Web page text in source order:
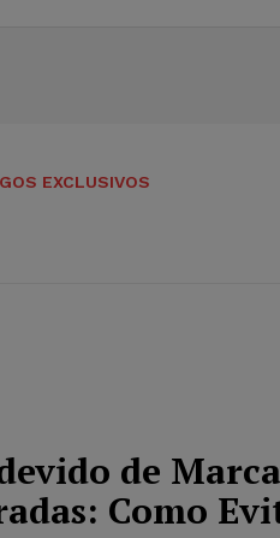
EXCLUSIVOS
de
Como